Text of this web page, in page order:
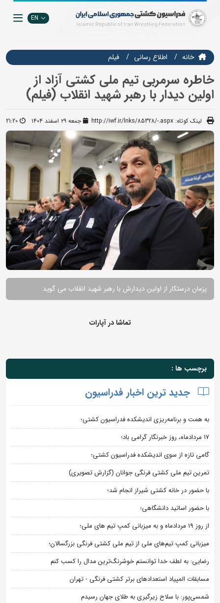
EN
خانه اطلاع رسانی فيلم
خاطره سرمربی تیم ملی کشتی آزاد از
اولین دیدار با رهبر شهید انقلاب (فیلم)
لینک کوتاه: http://iwf.ir/lnks/85328/-.aspx جمعه ۲۹ اسفند ۱۴۰۴ 21:20
پزمان درستکار از اولین دیدارش با رهبر شهید انقلاب می گوید
تماشا در آپارات
برچسب ها :
جدید ترین اخبار فدراسیون
به همت و برنامه‌ریزی اندیشکده فدراسیون کشتی؛
۱۷ مردادماه، روز خبرنگار گرامی باد؛
گامی تازه از سوی اندیشکده فدراسیون کشتی؛
تمرین تیم ملی کشتی فرنگی جوانان (گزارش تصویری)
با حضور در خانه کشتی شیراز انجام شد؛
با حضور اساتید دانشگاهی؛
از روز 19 مردادماه و به میزبانی کمپ تیم های ملی؛
میزبانی کمپ تیم‌های ملی از تیم ملی کشتی فرنگی بزرگسالان؛
رضایی: به لطف خدا توانستم خوشرنگ‌ترین مدال را کسب کنم
مسابقات المپیاد استعدادهای برتر کشتی فرنگی - تهران
شمسی‌پور: با سلاح زیرگیری به طلای جهان رسیدم